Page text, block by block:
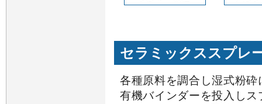
セラミックススプレ
各種原料を調合し湿式粉
有機バインダーを投入し